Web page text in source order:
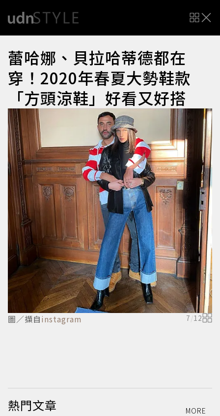
蕾哈娜、貝拉哈蒂德都在
穿！2020年春夏大勢鞋款
「方頭涼鞋」好看又好搭
圖／擷自instagram 7/12
熱門文章 MORE